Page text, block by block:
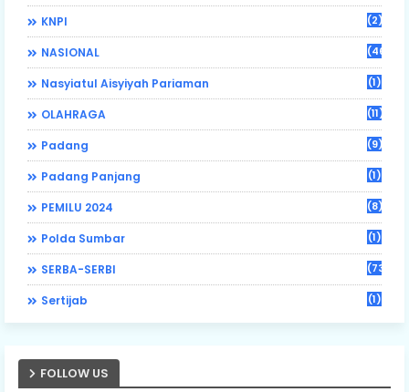
KNPI (2)
NASIONAL (46)
Nasyiatul Aisyiyah Pariaman (1)
OLAHRAGA (11)
Padang (9)
Padang Panjang (1)
PEMILU 2024 (8)
Polda Sumbar (1)
SERBA-SERBI (73)
Sertijab (1)
FOLLOW US